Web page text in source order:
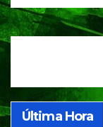
Última Hora